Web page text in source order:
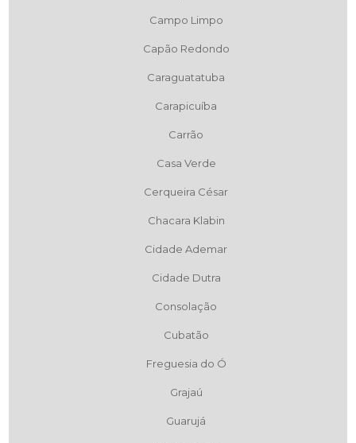
Campo Limpo
Capão Redondo
Caraguatatuba
Carapicuíba
Carrão
Casa Verde
Cerqueira César
Chacara Klabin
Cidade Ademar
Cidade Dutra
Consolação
Cubatão
Freguesia do Ó
Grajaú
Guarujá